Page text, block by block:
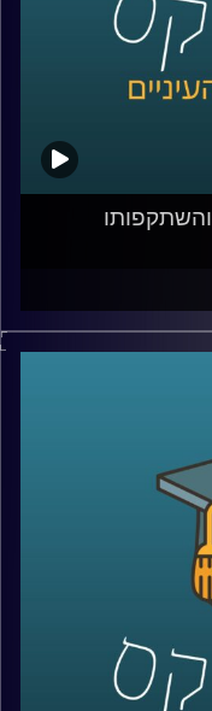
את קיום מוסדות
והשיח על "פייק
דיקנית בית הספר
חוקר תרבות,